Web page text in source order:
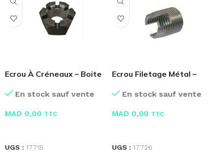
Ecrou À Créneaux – Boite
En stock sauf vente
MAD 0,00 TTC
UGS : 17715
Ecrou Filetage Métal –
En stock sauf vente
MAD 0,00 TTC
UGS : 17726